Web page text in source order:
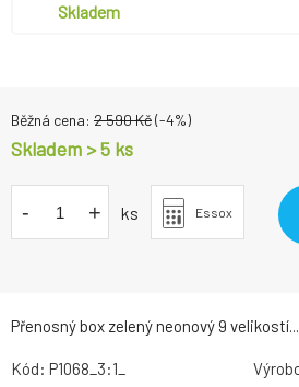
Přenosný box zelený neonový 9 velikostí...
Skladem
Běžná cena: 2 590Kč(-4%)
Skladem > 5 ks
- + ks Essox
Kód: P1068_3:1_